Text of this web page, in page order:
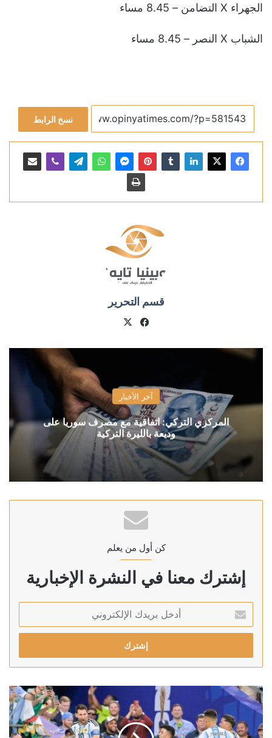
الجهراء X التضامن – 8.45 مساء
الشباب X النصر – 8.45 مساء
نسخ الرابط
قسم التحرير
فيسبوك
آخر الأخبار
المركزي التركي: اتفاقية مع مصرف سوريا على
وديعة بالليرة التركية
كن أول من يعلم
إشترك معنا في النشرة الإخبارية
بريدك
الإلكتروني